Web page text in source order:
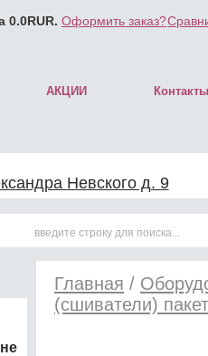
0.0RUR. Оформить заказ?
АКЦИИ Контакты
Невского д. 9
Главная /
(сшиватели)